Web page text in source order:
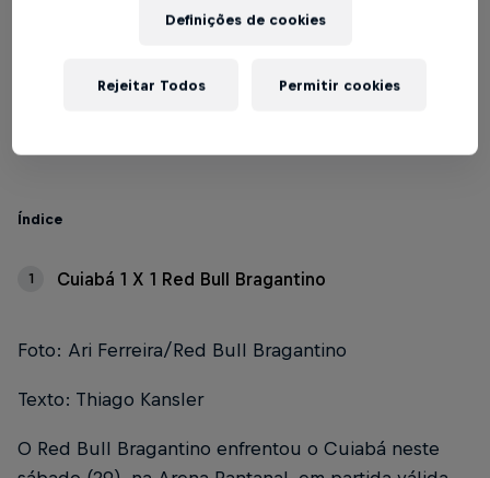
Escrito por Thiago Kansler
Índice
1 Cuiabá 1 X 1 Red Bull Bragantino
Foto: Ari Ferreira/Red Bull Bragantino
Texto: Thiago Kansler
O Red Bull Bragantino enfrentou o Cuiabá neste
Definições de cookies
Rejeitar Todos Permitir cookies